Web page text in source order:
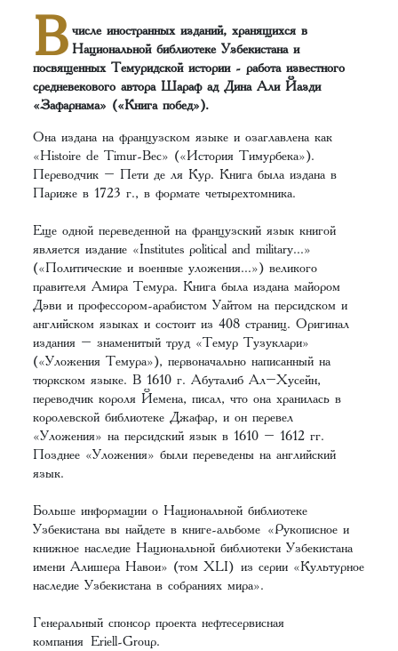
В числе иностранных изданий, хранящихся в
Национальной библиотеке Узбекистана и
посвященных Темуридской истории - работа известного
средневекового автора Шараф ад Дина Али Йазди
«Зафарнама» («Книга побед»).
Она издана на французском языке и озаглавлена как
«Histoire de Timur-Bec» («История Тимурбека»).
Переводчик – Пети де ля Кур. Книга была издана в
Париже в 1723 г., в формате четырехтомника.
Еще одной переведенной на французский язык книгой
является издание «Institutes political and military...»
(«Политические и военные уложения...») великого
правителя Амира Темура. Книга была издана майором
Дэви и профессором-арабистом Уайтом на персидском и
английском языках и состоит из 408 страниц. Оригинал
издания – знаменитый труд «Темур Тузуклари»
(«Уложения Темура»), первоначально написанный на
тюркском языке. В 1610 г. Абуталиб Ал–Хусейн,
переводчик короля Йемена, писал, что она хранилась в
королевской библиотеке Джафар, и он перевел
«Уложения» на персидский язык в 1610 – 1612 гг.
Позднее «Уложения» были переведены на английский
язык.
Больше информации о Национальной библиотеке
Узбекистана вы найдете в книге-альбоме «Рукописное и
книжное наследие Национальной библиотеки Узбекистана
имени Алишера Навои» (том XLI)из серии «Культурное
наследие Узбекистана в собраниях мира».
Генеральный спонсор проекта нефтесервисная
компанияEriell-Group.